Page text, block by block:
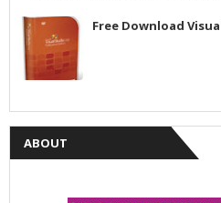
Free Download
ABOUT